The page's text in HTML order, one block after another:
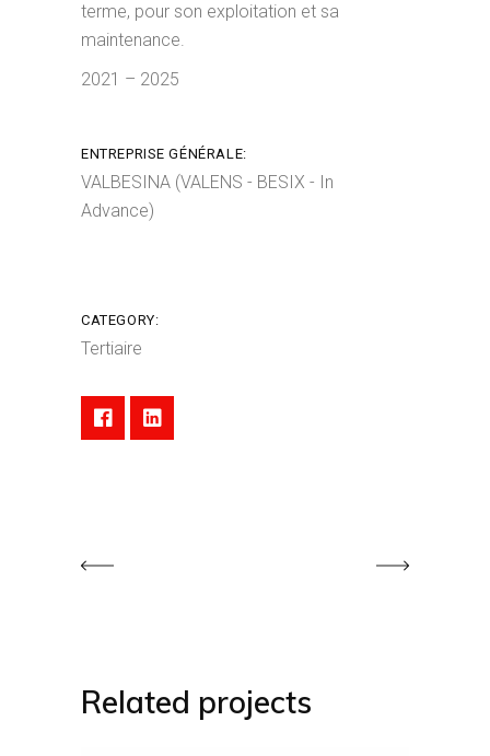
terme, pour son exploitation et sa
maintenance.
2021 – 2025
ENTREPRISE GÉNÉRALE:
VALBESINA (VALENS - BESIX - In
Advance)
CATEGORY:
Tertiaire
Related projects